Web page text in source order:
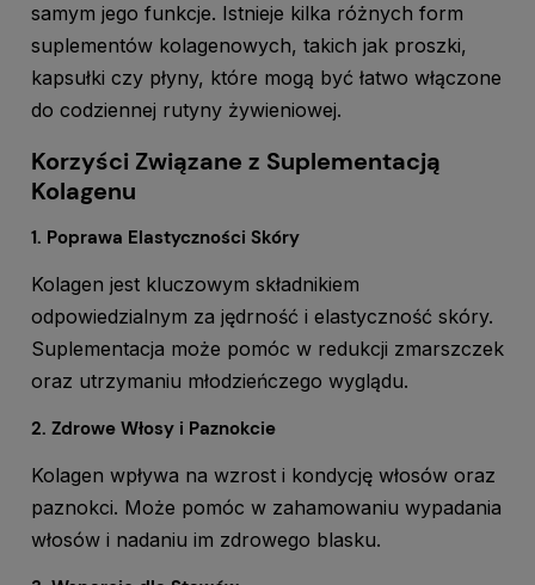
samym jego funkcje. Istnieje kilka różnych form
suplementów kolagenowych, takich jak proszki,
kapsułki czy płyny, które mogą być łatwo włączone
do codziennej rutyny żywieniowej.
Korzyści Związane z Suplementacją
Kolagenu
1. Poprawa Elastyczności Skóry
Kolagen jest kluczowym składnikiem
odpowiedzialnym za jędrność i elastyczność skóry.
Suplementacja może pomóc w redukcji zmarszczek
oraz utrzymaniu młodzieńczego wyglądu.
2. Zdrowe Włosy i Paznokcie
Kolagen wpływa na wzrost i kondycję włosów oraz
paznokci. Może pomóc w zahamowaniu wypadania
włosów i nadaniu im zdrowego blasku.